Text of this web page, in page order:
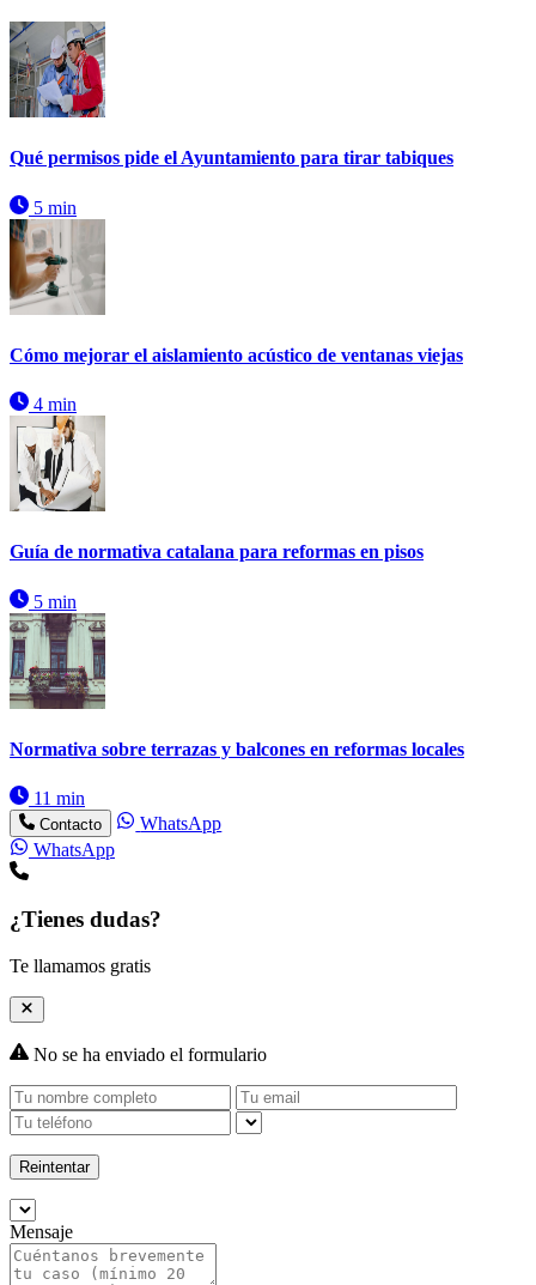
Qué permisos pide el Ayuntamiento para tirar tabiques
5 min
Cómo mejorar el aislamiento acústico de ventanas viejas
4 min
Guía de normativa catalana para reformas en pisos
5 min
Normativa sobre terrazas y balcones en reformas locales
11 min
Contacto
WhatsApp
WhatsApp
¿Tienes dudas?
Te llamamos gratis
No se ha enviado el formulario
Reintentar
Mensaje